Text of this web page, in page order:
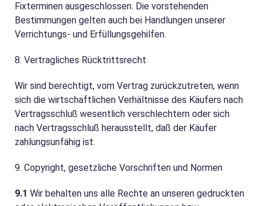
Fixterminen ausgeschlossen. Die vorstehenden
Bestimmungen gelten auch bei Handlungen unserer
Verrichtungs- und Erfüllungsgehilfen.
8. Vertragliches Rücktrittsrecht
Wir sind berechtigt, vom Vertrag zurückzutreten, wenn
sich die wirtschaftlichen Verhältnisse des Käufers nach
Vertragsschluß wesentlich verschlechtern oder sich
nach Vertragsschluß herausstellt, daß der Käufer
zahlungsunfähig ist.
9. Copyright, gesetzliche Vorschriften und Normen
9.1 Wir behalten uns alle Rechte an unseren gedruckten